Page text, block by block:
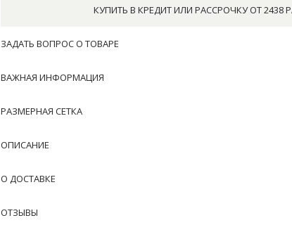
КУПИТЬ В КРЕДИТ ИЛИ РАССРОЧКУ ОТ 2438
ЗАДАТЬ ВОПРОС О ТОВАРЕ
ВАЖНАЯ ИНФОРМАЦИЯ
РАЗМЕРНАЯ СЕТКА
ОПИСАНИЕ
О ДОСТАВКЕ
ОТЗЫВЫ